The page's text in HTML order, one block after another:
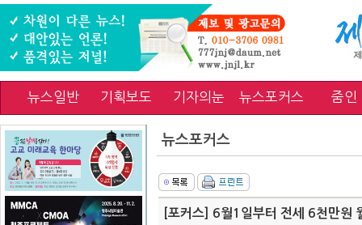
뉴스일반 기획보도 기자의눈 뉴스포커스 줌인
뉴스포커스
[포커스] 6월1일부터 전세 6천만원